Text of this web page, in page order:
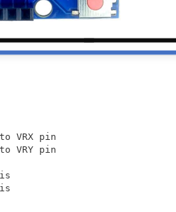
VRX pin
VRY pin